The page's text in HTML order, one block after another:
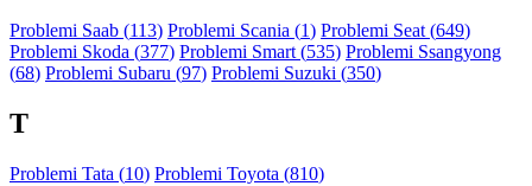
Problemi Saab (113) Problemi Scania (1) Problemi Seat (649)
Problemi Skoda (377) Problemi Smart (535) Problemi Ssangyong
(68) Problemi Subaru (97) Problemi Suzuki (350)
T
Problemi Tata (10) Problemi Toyota (810)